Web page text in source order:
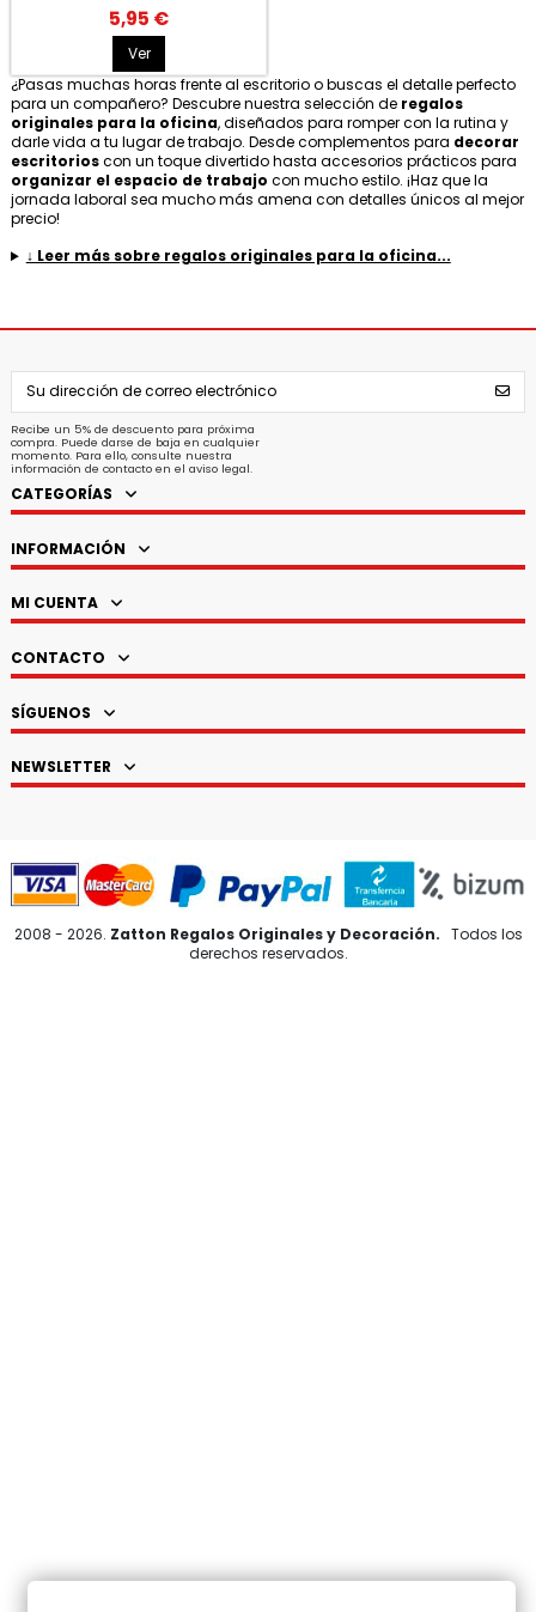
5,95 €
Ver
¿Pasas muchas horas frente al escritorio o buscas el detalle perfecto
para un compañero? Descubre nuestra selección de regalos
originales para la oficina, diseñados para romper con la rutina y
darle vida a tu lugar de trabajo. Desde complementos para decorar
escritorioscon un toque divertido hasta accesorios prácticos para
organizar el espacio de trabajo con mucho estilo. ¡Haz que la
jornada laboral sea mucho más amena con detalles únicos al mejor
precio!
↓ Leer más sobre regalos originales para la oficina...
Recibe un 5% de descuento para próxima
compra. Puede darse de baja en cualquier
momento. Para ello, consulte nuestra
información de contacto en el aviso legal.
CATEGORÍAS
INFORMACIÓN
MI CUENTA
CONTACTO
SÍGUENOS
NEWSLETTER
2008 - 2026. Zatton Regalos Originales y Decoración. Todos los
derechos reservados.